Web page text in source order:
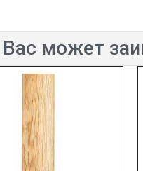
Вас может